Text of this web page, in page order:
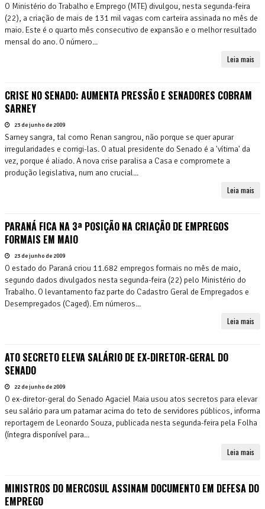
O Ministério do Trabalho e Emprego (MTE) divulgou, nesta segunda-feira
(22), a criação de mais de 131 mil vagas com carteira assinada no mês de
maio. Este é o quarto mês consecutivo de expansão e o melhor resultado
mensal do ano. O número...
Leia mais
CRISE NO SENADO: AUMENTA PRESSÃO E SENADORES COBRAM
SARNEY
23 de junho de 2009
Sarney sangra, tal como Renan sangrou, não porque se quer apurar
irregularidades e corrigi-las. O atual presidente do Senado é a 'vítima' da
vez, porque é aliado. A nova crise paralisa a Casa e compromete a
produção legislativa, num ano crucial...
Leia mais
PARANÁ FICA NA 3ª POSIÇÃO NA CRIAÇÃO DE EMPREGOS
FORMAIS EM MAIO
23 de junho de 2009
O estado do Paraná criou 11.682 empregos formais no mês de maio,
segundo dados divulgados nesta segunda-feira (22) pelo Ministério do
Trabalho. O levantamento faz parte do Cadastro Geral de Empregados e
Desempregados (Caged). Em números...
Leia mais
ATO SECRETO ELEVA SALÁRIO DE EX-DIRETOR-GERAL DO
SENADO
22 de junho de 2009
O ex-diretor-geral do Senado Agaciel Maia usou atos secretos para elevar
seu salário para um patamar acima do teto de servidores públicos, informa
reportagem de Leonardo Souza, publicada nesta segunda-feira pela Folha
(íntegra disponível para...
Leia mais
MINISTROS DO MERCOSUL ASSINAM DOCUMENTO EM DEFESA DO
EMPREGO